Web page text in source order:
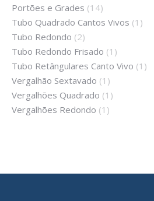
Portões e Grades (14)
Tubo Quadrado Cantos Vivos (1)
Tubo Redondo (2)
Tubo Redondo Frisado (1)
Tubo Retângulares Canto Vivo (1)
Vergalhão Sextavado (1)
Vergalhões Quadrado (1)
Vergalhões Redondo (1)